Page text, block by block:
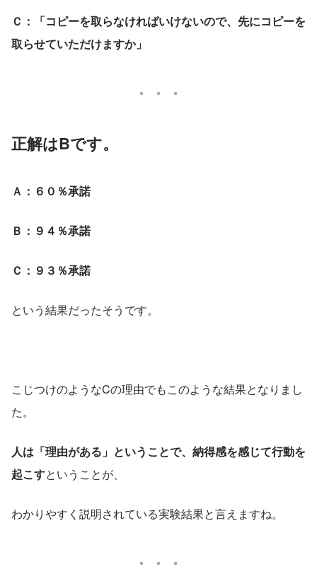
Ｃ：「コピーを取らなければいけないので、先にコピーを
取らせていただけますか」
正解はBです。
Ａ：６０％承諾
Ｂ：９４％承諾
Ｃ：９３％承諾
という結果だったそうです。
こじつけのようなCの理由でもこのような結果となりまし
た。
人は「理由がある」ということで、納得感を感じて行動を
起こすということが、
わかりやすく説明されている実験結果と言えますね。